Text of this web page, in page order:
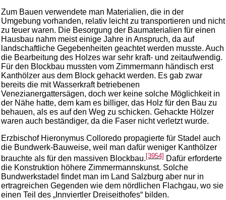
Zum Bauen verwendete man Materialien, die in der
Umgebung vorhanden, relativ leicht zu transportieren und nicht
zu teuer waren. Die Besorgung der Baumaterialien für einen
Hausbau nahm meist einige Jahre in Anspruch, da auf
landschaftliche Gegebenheiten geachtet werden musste. Auch
die Bearbeitung des Holzes war sehr kraft- und zeitaufwendig.
Für den Blockbau mussten vom Zimmermann händisch erst
Kanthölzer aus dem Block gehackt werden. Es gab zwar
bereits die mit Wasserkraft betriebenen
Venezianergattersägen, doch wer keine solche Möglichkeit in
der Nähe hatte, dem kam es billiger, das Holz für den Bau zu
behauen, als es auf den Weg zu schicken. Gehackte Hölzer
waren auch beständiger, da die Faser nicht verletzt wurde.
Erzbischof Hieronymus Colloredo propagierte für Stadel auch
die Bundwerk-Bauweise, weil man dafür weniger Kanthölzer
brauchte als für den massiven Blockbau. [3954] Dafür erforderte
die Konstruktion höhere Zimmermannskunst. Solche
Bundwerkstadel findet man im Land Salzburg aber nur in
ertragreichen Gegenden wie dem nördlichen Flachgau, wo sie
einen Teil des „Innviertler Dreiseithofes“ bilden.